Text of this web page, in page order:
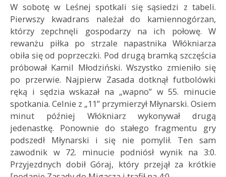
W sobotę w Leśnej spotkali się sąsiedzi z tabeli.
Pierwszy kwadrans należał do kamiennogórzan,
którzy zepchnęli gospodarzy na ich połowę. W
rewanżu piłka po strzale napastnika Włókniarza
obiła się od poprzeczki. Pod drugą bramką szczęścia
próbował Kamil Młodziński. Wszystko zmieniło się
po przerwie. Najpierw Zasada dotknął futbolówki
ręką i sędzia wskazał na „wapno” w 55. minucie
spotkania. Celnie z „11” przymierzył Młynarski. Osiem
minut później Włókniarz wykonywał drugą
jedenastkę. Ponownie do stałego fragmentu gry
podszedł Młynarski i się nie pomylił. Ten sam
zawodnik w 72. minucie podniósł wynik na 3:0.
Przyjezdnych dobił Góraj, który przejął za krótkie